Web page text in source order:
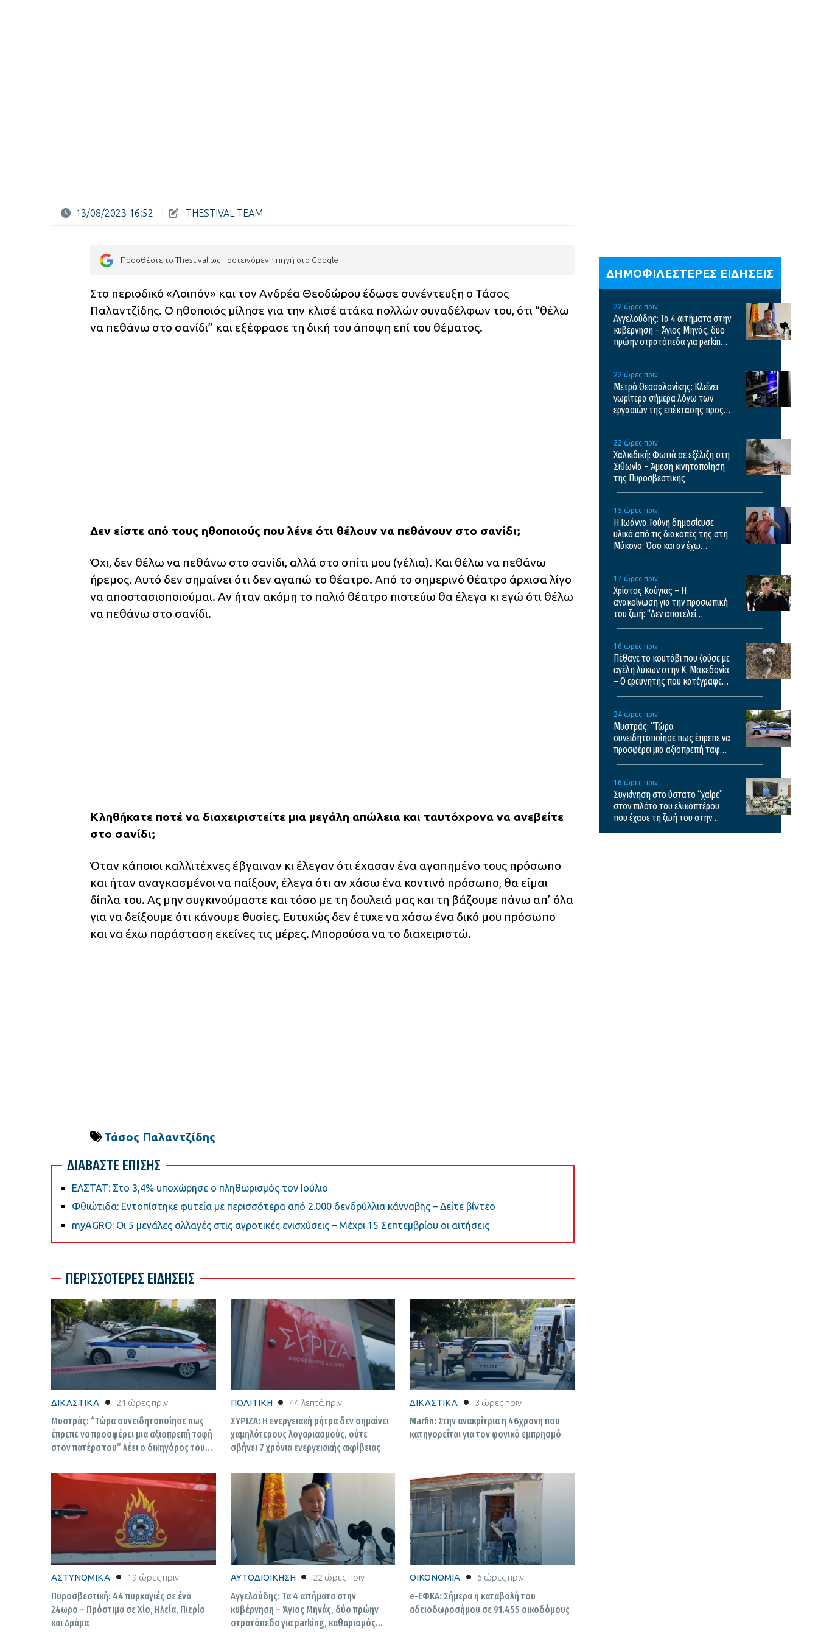
13/08/2023 16:52 THESTIVAL TEAM
Προσθέστε το Thestival ως προτεινόμενη πηγή στο Google
Στο περιοδικό «Λοιπόν» και τον Ανδρέα Θεοδώρου έδωσε συνέντευξη ο Τάσος
Παλαντζίδης. Ο ηθοποιός μίλησε για την κλισέ ατάκα πολλών συναδέλφων του, ότι “θέλω
να πεθάνω στο σανίδι” και εξέφρασε τη δική του άποψη επί του θέματος.
Δεν είστε από τους ηθοποιούς που λένε ότι θέλουν να πεθάνουν στο σανίδι;
Όχι, δεν θέλω να πεθάνω στο σανίδι, αλλά στο σπίτι μου (γέλια). Και θέλω να πεθάνω
ήρεμος. Αυτό δεν σημαίνει ότι δεν αγαπώ το θέατρο. Από το σημερινό θέατρο άρχισα λίγο
να αποστασιοποιούμαι. Αν ήταν ακόμη το παλιό θέατρο πιστεύω θα έλεγα κι εγώ ότι θέλω
να πεθάνω στο σανίδι.
Κληθήκατε ποτέ να διαχειριστείτε μια μεγάλη απώλεια και ταυτόχρονα να ανεβείτε
στο σανίδι;
Όταν κάποιοι καλλιτέχνες έβγαιναν κι έλεγαν ότι έχασαν ένα αγαπημένο τους πρόσωπο
και ήταν αναγκασμένοι να παίξουν, έλεγα ότι αν χάσω ένα κοντινό πρόσωπο, θα είμαι
δίπλα του. Ας μην συγκινούμαστε και τόσο με τη δουλειά μας και τη βάζουμε πάνω απ’ όλα
για να δείξουμε ότι κάνουμε θυσίες. Ευτυχώς δεν έτυχε να χάσω ένα δικό μου πρόσωπο
και να έχω παράσταση εκείνες τις μέρες. Μπορούσα να το διαχειριστώ.
Τάσος Παλαντζίδης
ΔΙΑΒΑΣΤΕ ΕΠΙΣΗΣ
ΕΛΣΤΑΤ: Στο 3,4% υποχώρησε ο πληθωρισμός τον Ιούλιο
Φθιώτιδα: Εντοπίστηκε φυτεία με περισσότερα από 2.000 δενδρύλλια κάνναβης – Δείτε βίντεο
myAGRO: Οι 5 μεγάλες αλλαγές στις αγροτικές ενισχύσεις – Μέχρι 15 Σεπτεμβρίου οι αιτήσεις
ΠΕΡΙΣΣΟΤΕΡΕΣ ΕΙΔΗΣΕΙΣ
ΔΙΚΑΣΤΙΚΑ 24 ώρες πριν
Μυστράς: “Τώρα συνειδητοποίησε πως
έπρεπε να προσφέρει μια αξιοπρεπή ταφή
στον πατέρα του” λέει ο δικηγόρος του
ΠΟΛΙΤΙΚΗ 44 λεπτά πριν
ΣΥΡΙΖΑ: Η ενεργειακή ρήτρα δεν σημαίνει
χαμηλότερους λογαριασμούς, ούτε
σβήνει 7 χρόνια ενεργειακής ακρίβειας
ΔΙΚΑΣΤΙΚΑ 3 ώρες πριν
Marfin: Στην ανακρίτρια η 46χρονη που
κατηγορείται για τον φονικό εμπρησμό
ΑΣΤΥΝΟΜΙΚΑ 19 ώρες πριν
Πυροσβεστική: 44 πυρκαγιές σε ένα
24ωρο – Πρόστιμα σε Χίο, Ηλεία, Πιερία
και Δράμα
ΑΥΤΟΔΙΟΙΚΗΣΗ 22 ώρες πριν
Αγγελούδης: Τα 4 αιτήματα στην
κυβέρνηση – Άγιος Μηνάς, δύο πρώην
στρατόπεδα για parking, καθαρισμός
ΟΙΚΟΝΟΜΙΑ 6 ώρες πριν
e-ΕΦΚΑ: Σήμερα η καταβολή του
αδειοδωροσήμου σε 91.455 οικοδόμους
ΔΗΜΟΦΙΛΕΣΤΕΡΕΣ ΕΙΔΗΣΕΙΣ
22 ώρες πριν
Αγγελούδης: Τα 4 αιτήματα στην
κυβέρνηση – Άγιος Μηνάς, δύο
πρώην στρατόπεδα για parking,
22 ώρες πριν
Μετρό Θεσσαλονίκης: Κλείνει
νωρίτερα σήμερα λόγω των
εργασιών της επέκτασης προς
22 ώρες πριν
Χαλκιδική: Φωτιά σε εξέλιξη στη
Σιθωνία – Άμεση κινητοποίηση
της Πυροσβεστικής
15 ώρες πριν
Η Ιωάννα Τούνη δημοσίευσε
υλικό από τις διακοπές της στη
Μύκονο: Όσο και αν έχω
17 ώρες πριν
Χρίστος Κούγιας – Η
ανακοίνωση για την προσωπική
του ζωή: “Δεν αποτελεί
16 ώρες πριν
Πέθανε το κουτάβι που ζούσε με
αγέλη λύκων στην Κ. Μακεδονία
– Ο ερευνητής που κατέγραφε
24 ώρες πριν
Μυστράς: “Τώρα
συνειδητοποίησε πως έπρεπε να
προσφέρει μια αξιοπρεπή ταφή
16 ώρες πριν
Συγκίνηση στο ύστατο “χαίρε”
στον πιλότο του ελικοπτέρου
που έχασε τη ζωή του στην